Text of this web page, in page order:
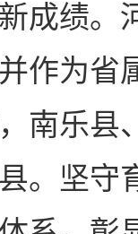
成绩。
作为省
南乐县
。坚守